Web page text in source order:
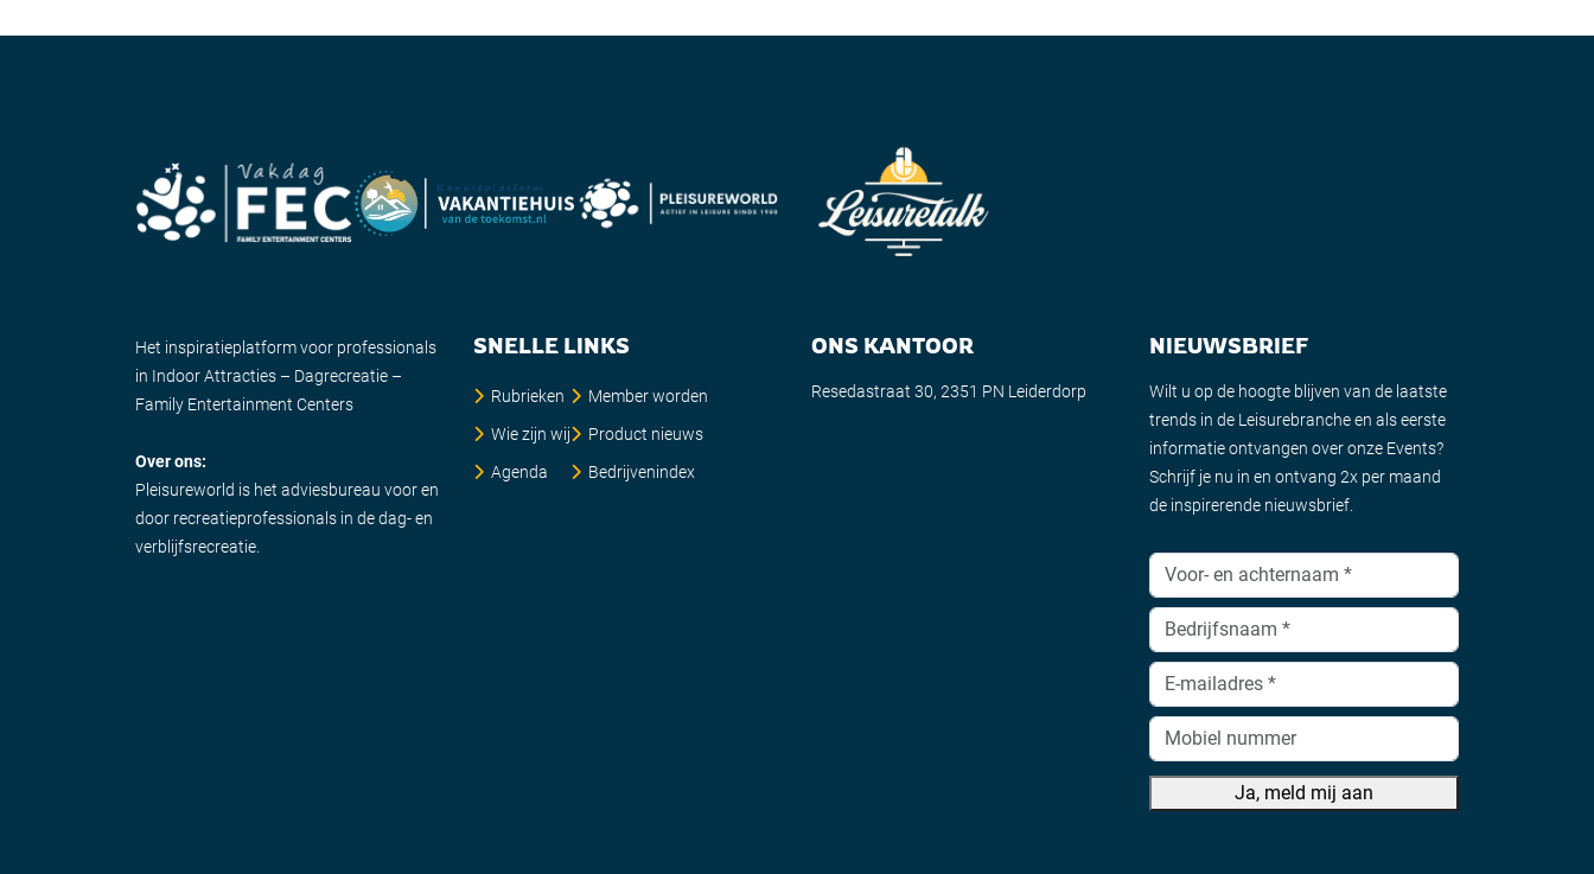
Het inspiratieplatform voor professionals
in Indoor Attracties – Dagrecreatie –
Family Entertainment Centers
Over ons:
Pleisureworld is het adviesbureau voor en
door recreatieprofessionals in de dag- en
verblijfsrecreatie.
SNELLE LINKS
Rubrieken
Wie zijn wij
Agenda
Member worden
Product nieuws
Bedrijvenindex
ONS KANTOOR
Resedastraat 30, 2351 PN Leiderdorp
NIEUWSBRIEF
Wilt u op de hoogte blijven van de laatste
trends in de Leisurebranche en als eerste
informatie ontvangen over onze Events?
Schrijf je nu in en ontvang 2x per maand
de inspirerende nieuwsbrief.
Ja, meld mij aan